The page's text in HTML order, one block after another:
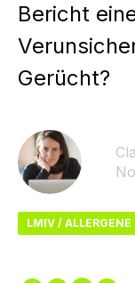
Bericht
Gerücht?
LMIV / ALLERGENE